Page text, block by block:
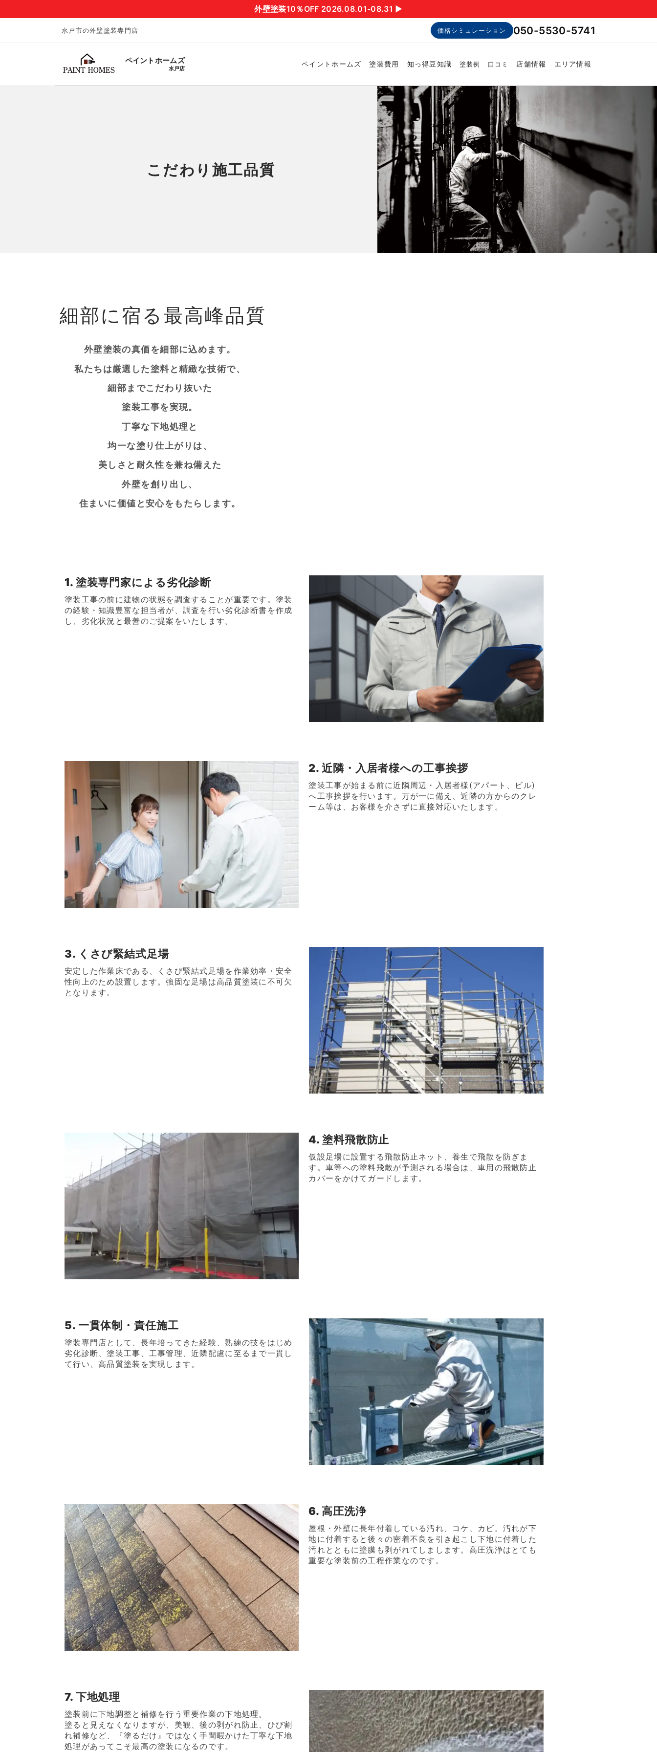
外壁塗装10％OFF 2026.08.01-08.31 ▶︎
水戸市の外壁塗装専門店 価格シミュレーション 050-5530-5741
ペイントホームズ
水戸店
ペイントホームズ 塗装費用 知っ得豆知識 塗装例 口コミ 店舗情報 エリア情報
こだわり施工品質
細部に宿る最高峰品質
外壁塗装の真価を細部に込めます。
私たちは厳選した塗料と精緻な技術で、
細部までこだわり抜いた
塗装工事を実現。
丁寧な下地処理と
均一な塗り仕上がりは、
美しさと耐久性を兼ね備えた
外壁を創り出し、
住まいに価値と安心をもたらします。
1. 塗装専門家による劣化診断
塗装工事の前に建物の状態を調査することが重要です。塗装
の経験・知識豊富な担当者が、調査を行い劣化診断書を作成
し、劣化状況と最善のご提案をいたします。
2. 近隣・入居者様への工事挨拶
塗装工事が始まる前に近隣周辺・入居者様(アパート、ビル)
へ工事挨拶を行います。万が一に備え、近隣の方からのクレ
ーム等は、お客様を介さずに直接対応いたします。
3. くさび緊結式足場
安定した作業床である、くさび緊結式足場を作業効率・安全
性向上のため設置します。強固な足場は高品質塗装に不可欠
となります。
4. 塗料飛散防止
仮設足場に設置する飛散防止ネット、養生で飛散を防ぎま
す。車等への塗料飛散が予測される場合は、車用の飛散防止
カバーをかけてガードします。
5. 一貫体制・責任施工
塗装専門店として、長年培ってきた経験、熟練の技をはじめ
劣化診断、塗装工事、工事管理、近隣配慮に至るまで一貫し
て行い、高品質塗装を実現します。
6. 高圧洗浄
屋根・外壁に長年付着している汚れ、コケ、カビ。汚れが下
地に付着すると後々の密着不良を引き起こし下地に付着した
汚れとともに塗膜も剥がれてしまします。高圧洗浄はとても
重要な塗装前の工程作業なのです。
7. 下地処理
塗装前に下地調整と補修を行う重要作業の下地処理。
塗ると見えなくなりますが、美観、後の剥がれ防止、ひび割
れ補修など、『塗るだけ』ではなく手間暇かけた丁寧な下地
処理があってこそ最高の塗装になるのです。